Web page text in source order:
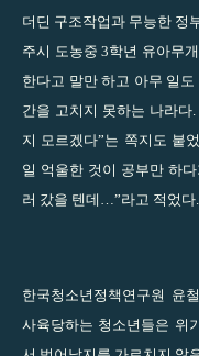
더딘 구조작업과 무능한 정
주시 도농중 3학년 유아무
한다고 말만 하고 아무 일
간을 고치지 못하는 나라
지 모르겠다”는 쪽지도 붙
일 억울한 것이 공부만 하
러 갔을 텐데…”라고 적었다.
한국청소년정책연구원 윤
사육당하는 청소년들은 위